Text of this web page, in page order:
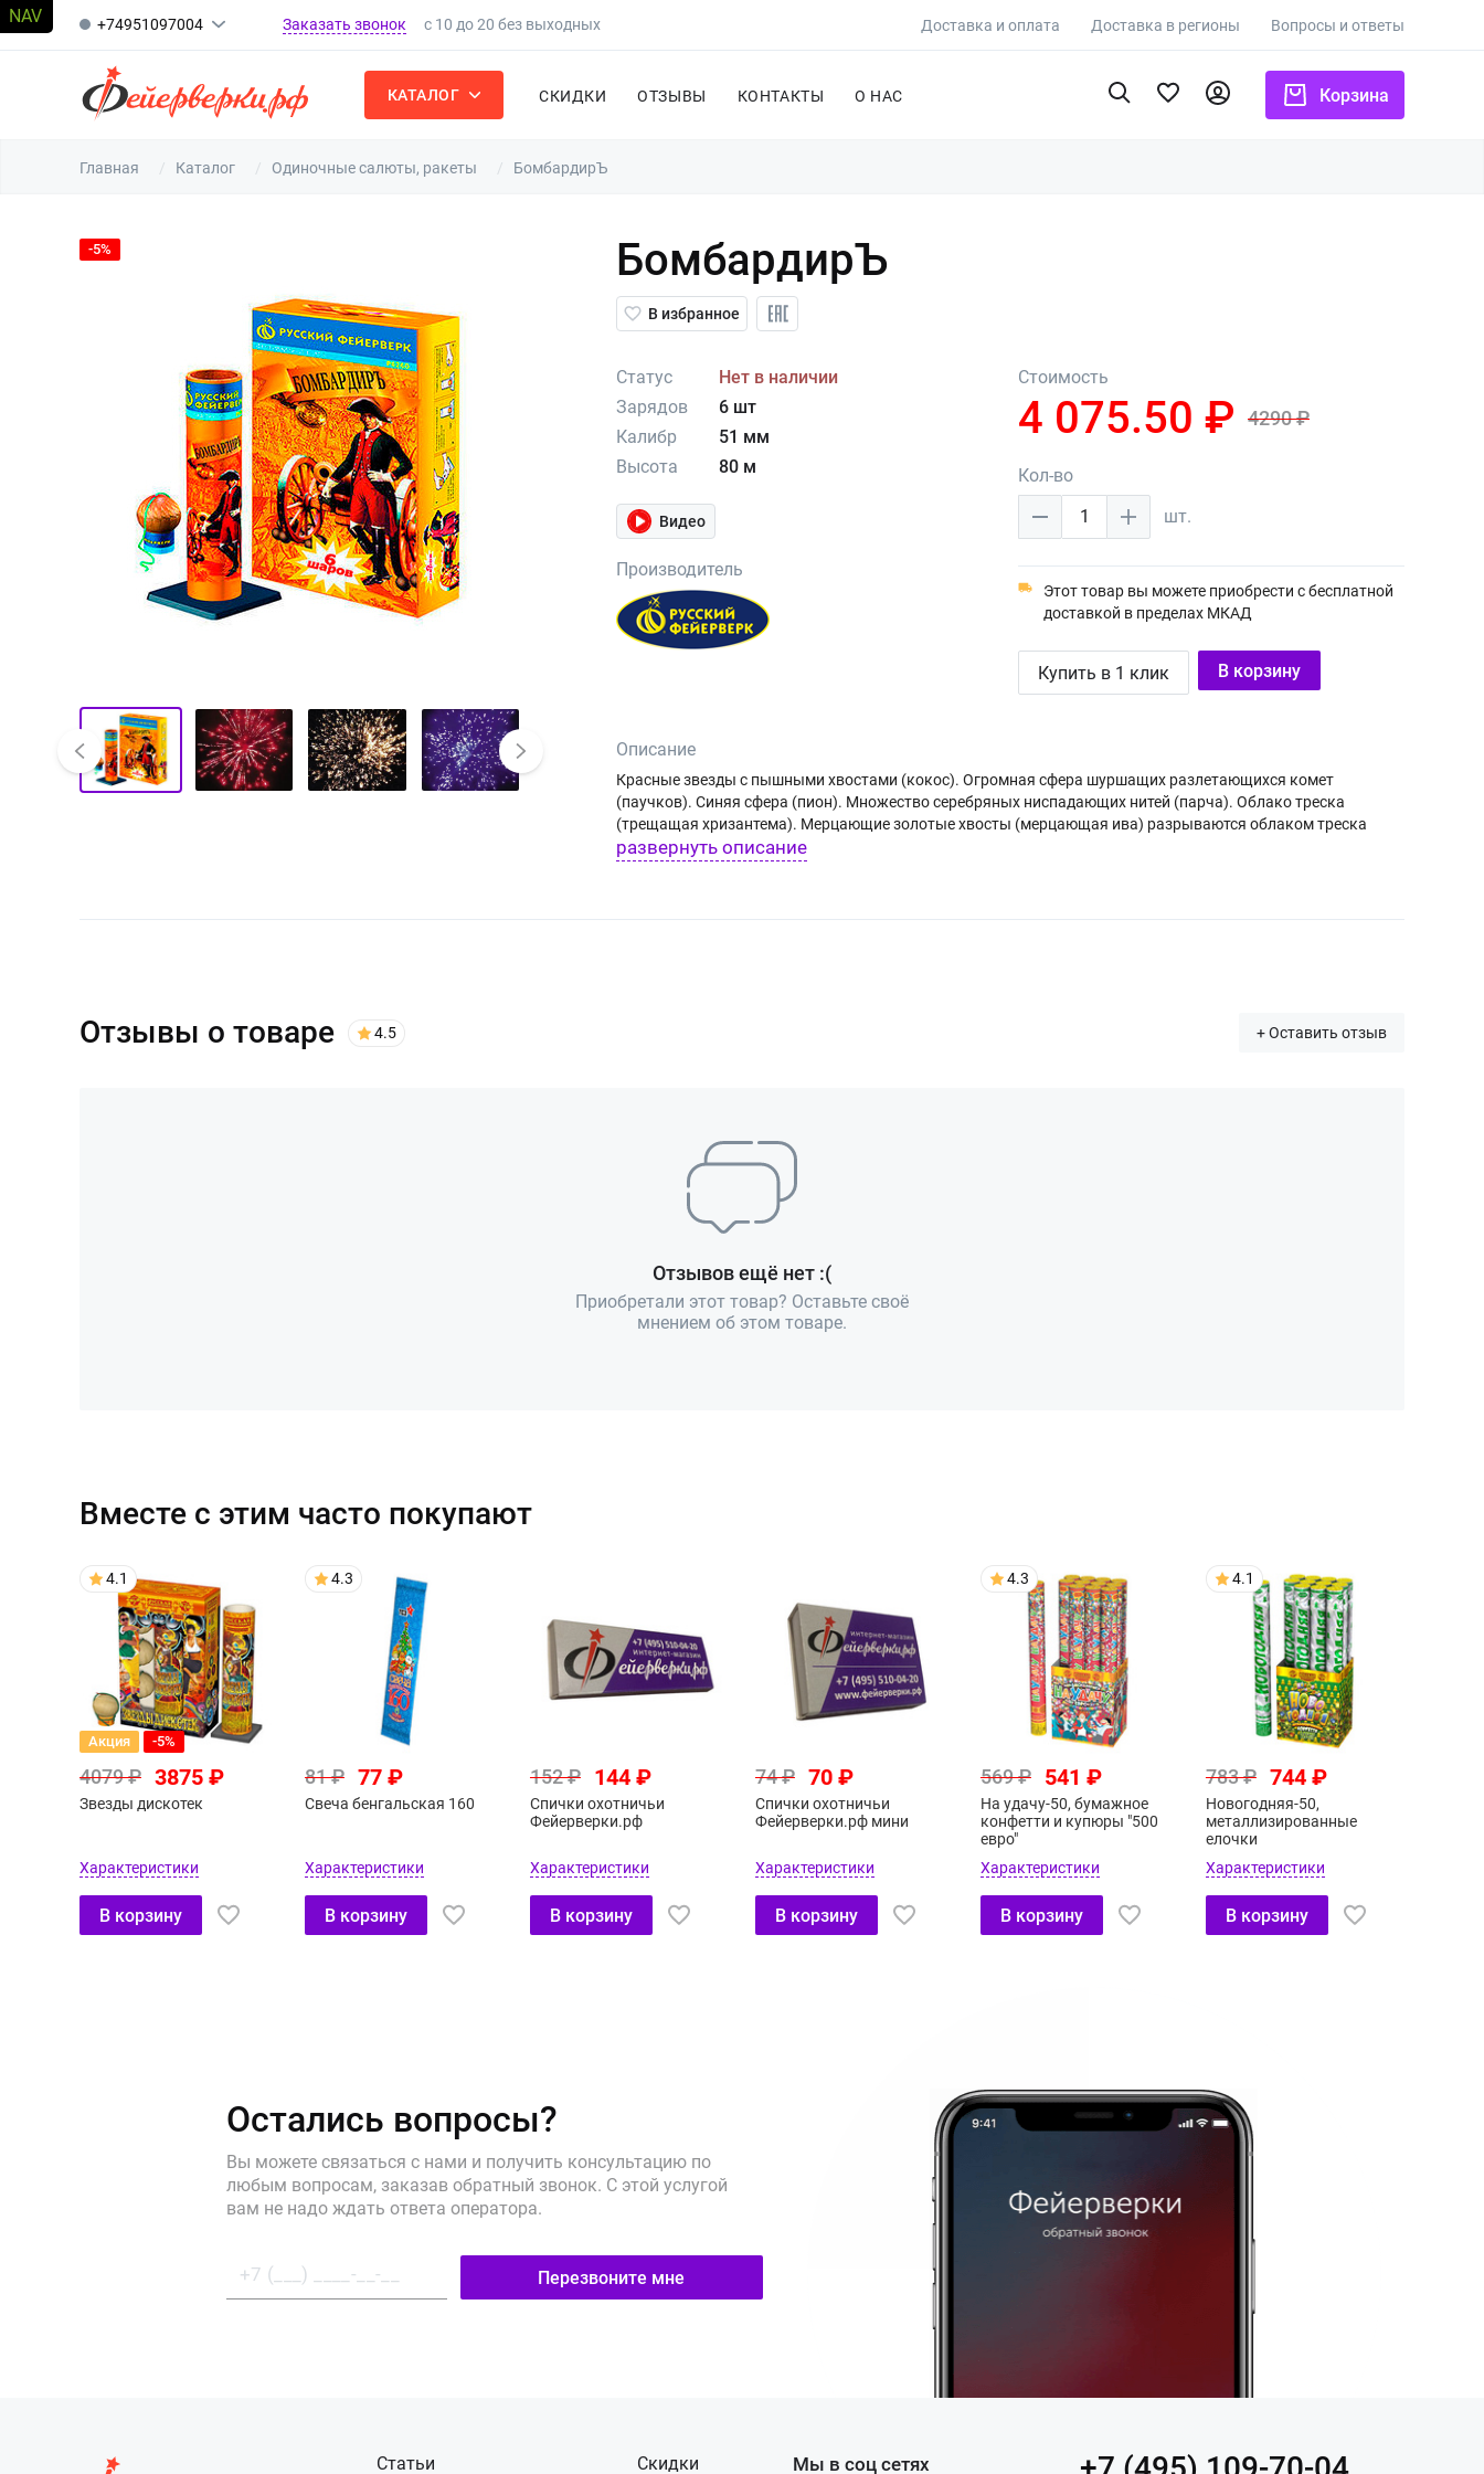
+74951097004 Заказать звонок с 10 до 20 без выходных Доставка и оплата Доставка в регионы Вопросы и ответы
КАТАЛОГ СКИДКИ ОТЗЫВЫ КОНТАКТЫ О НАС Корзина
Главная Каталог Одиночные салюты, ракеты БомбардирЪ
-5% БомбардирЪ
В избранное
Статус
Нет в наличии
Зарядов
6 шт
Калибр
51 мм
Высота
80 м
Видео
Производитель
Стоимость
4 075.50 ₽ 4290 ₽
Кол-во
1
шт.
Этот товар вы можете приобрести с бесплатной
доставкой в пределах МКАД
Купить в 1 клик В корзину
Описание
Красные звезды с пышными хвостами (кокос). Огромная сфера шуршащих разлетающихся комет
(паучков). Синяя сфера (пион). Множество серебряных ниспадающих нитей (парча). Облако треска
(трещащая хризантема). Мерцающие золотые хвосты (мерцающая ива) разрываются облаком треска
(трещащей хризантемой).
развернуть описание
Отзывы о товаре 4.5 + Оставить отзыв
Отзывов ещё нет :(
Приобретали этот товар? Оставьте своё
мнением об этом товаре.
Вместе с этим часто покупают
4.1
Акция -5%
4079 ₽ 3875 ₽
Звезды дискотек
Характеристики
В корзину
4.3
81 ₽ 77 ₽
Свеча бенгальская 160
Характеристики
В корзину
152 ₽ 144 ₽
Спички охотничьи
Фейерверки.рф
Характеристики
В корзину
74 ₽ 70 ₽
Спички охотничьи
Фейерверки.рф мини
Характеристики
В корзину
4.3
569 ₽ 541 ₽
На удачу-50, бумажное
конфетти и купюры "500
евро"
Характеристики
В корзину
4.1
783 ₽ 744 ₽
Новогодняя-50,
металлизированные
елочки
Характеристики
В корзину
Остались вопросы?
Вы можете связаться с нами и получить консультацию по
любым вопросам, заказав обратный звонок. С этой услугой
вам не надо ждать ответа оператора.
Перезвоните мне
Статьи Скидки Мы в соц сетях